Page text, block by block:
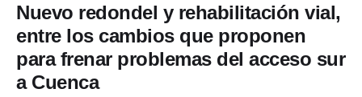
Nuevo redondel y rehabilitación vial,
entre los cambios que proponen
para frenar problemas del acceso sur
a Cuenca